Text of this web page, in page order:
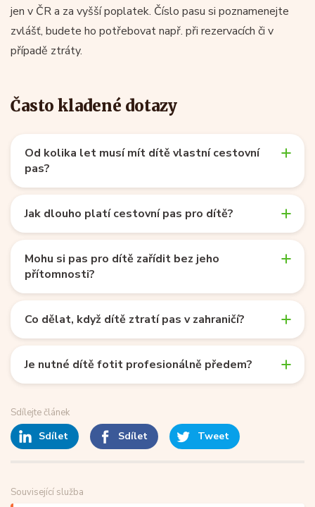
jen v ČR a za vyšší poplatek. Číslo pasu si poznamenejte
zvlášť, budete ho potřebovat např. při rezervacích či v
případě ztráty.
Často kladené dotazy
Od kolika let musí mít dítě vlastní cestovní
pas?
Jak dlouho platí cestovní pas pro dítě?
Mohu si pas pro dítě zařídit bez jeho
přítomnosti?
Co dělat, když dítě ztratí pas v zahraničí?
Je nutné dítě fotit profesionálně předem?
Sdílejte článek
Sdílet Sdílet Tweet
Související služba